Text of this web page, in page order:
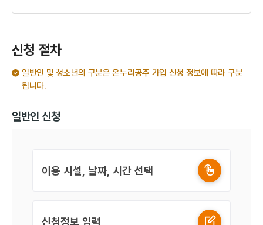
신청 절차
일반인 및 청소년의 구분은 온누리공주 가입 신청 정보에 따라 구분
됩니다.
일반인 신청
이용 시설, 날짜, 시간 선택
신청정보 입력